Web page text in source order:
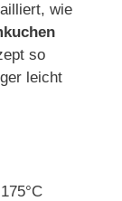
wie
so
leicht